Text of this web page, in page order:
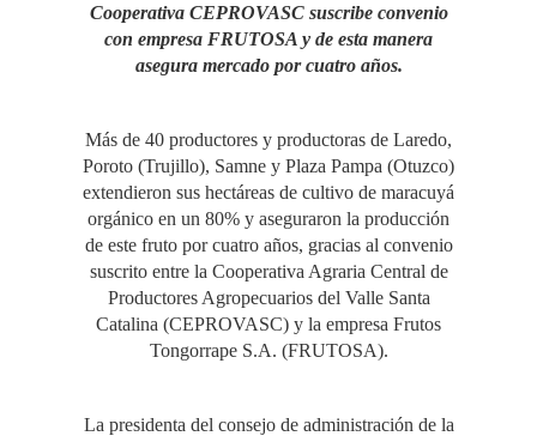
Cooperativa CEPROVASC suscribe convenio
con empresa FRUTOSA y de esta manera
asegura mercado por cuatro años.
Más de 40 productores y productoras de Laredo,
Poroto (Trujillo), Samne y Plaza Pampa (Otuzco)
extendieron sus hectáreas de cultivo de maracuyá
orgánico en un 80% y aseguraron la producción
de este fruto por cuatro años, gracias al convenio
suscrito entre la Cooperativa Agraria Central de
Productores Agropecuarios del Valle Santa
Catalina (CEPROVASC) y la empresa Frutos
Tongorrape S.A. (FRUTOSA).
La presidenta del consejo de administración de la